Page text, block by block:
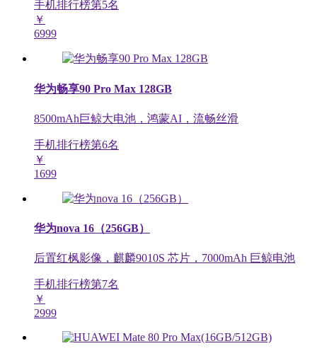
手机排行榜第5名
￥
6999
华为畅享90 Pro Max 128GB
8500mAh巨鲸大电池，鸿蒙AI，流畅丝滑
手机排行榜第6名
￥
1699
华为nova 16（256GB）
后置红枫影像，麒麟9010S 芯片，7000mAh 巨鲸电池
手机排行榜第7名
￥
2999